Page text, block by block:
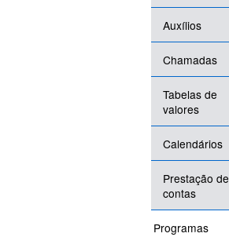
Auxílios
Chamadas
Tabelas de
valores
Calendários
Prestação de
contas
Programas